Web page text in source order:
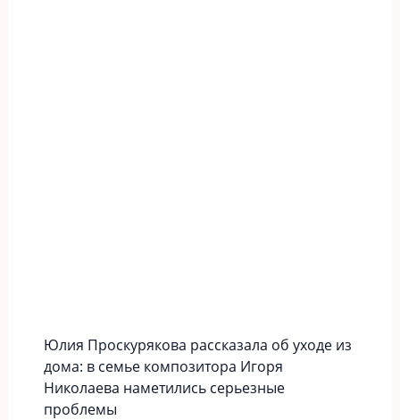
Юлия Проскурякова рассказала об уходе из
дома: в семье композитора Игоря
Николаева наметились серьезные
проблемы